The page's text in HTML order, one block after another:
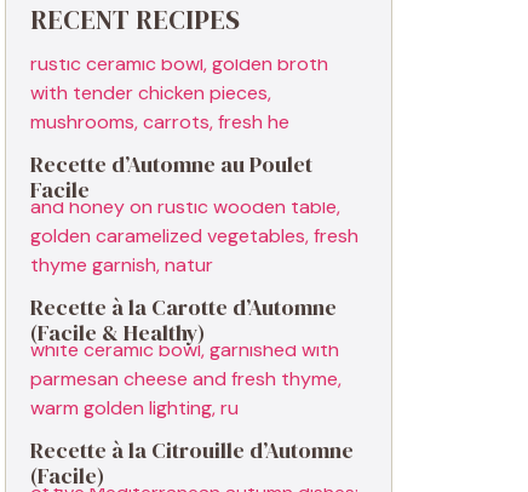
RECENT RECIPES
Recette d’Automne au Poulet
Facile
Recette à la Carotte d’Automne
(Facile & Healthy)
Recette à la Citrouille d’Automne
(Facile)